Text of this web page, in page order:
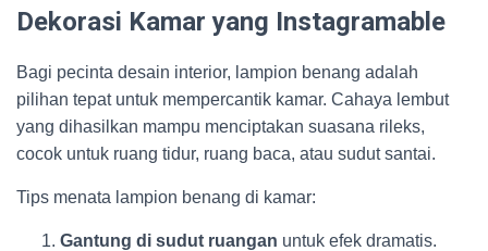
Dekorasi Kamar yang Instagramable
Bagi pecinta desain interior, lampion benang adalah
pilihan tepat untuk mempercantik kamar. Cahaya lembut
yang dihasilkan mampu menciptakan suasana rileks,
cocok untuk ruang tidur, ruang baca, atau sudut santai.
Tips menata lampion benang di kamar:
Gantung di sudut ruangan untuk efek dramatis.